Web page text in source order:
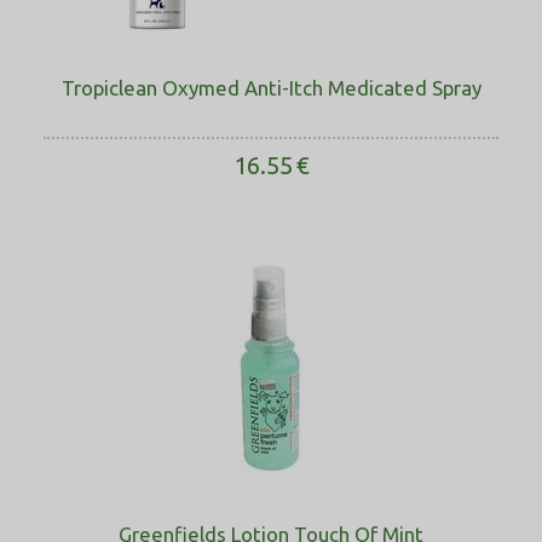
Tropiclean Oxymed Anti-Itch Medicated Spray
16.55€
Greenfields Lotion Touch Of Mint